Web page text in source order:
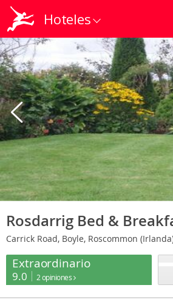
Hoteles
Rosdarrig Bed &
Carrick Road, Boyle, Roscommon
Extraordinario
9.0 2 opiniones